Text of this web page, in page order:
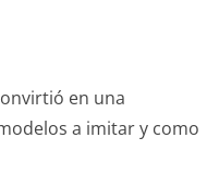
en una
a imitar y como